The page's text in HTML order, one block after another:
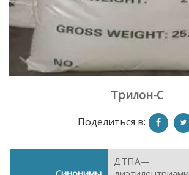
Трилон-С
Поделиться в:
ДТПА—